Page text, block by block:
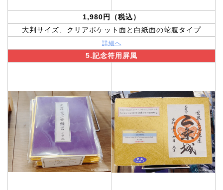
1,980円（税込）
大判サイズ、クリアポケット面と白紙面の蛇腹タイプ
詳細へ
5.記念符用屏風